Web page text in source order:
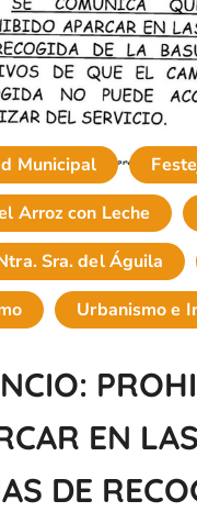
Municipal
Arroz con Leche
Sra. del Águila
Urbanismo e
EN LAS
DE